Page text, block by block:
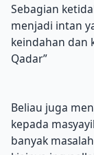
Sebagian
menjadi intan
keindahan dan
Qadar”
Beliau juga
kepada
banyak